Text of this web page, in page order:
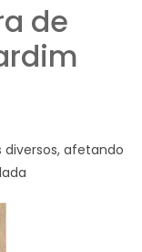
de
afetando